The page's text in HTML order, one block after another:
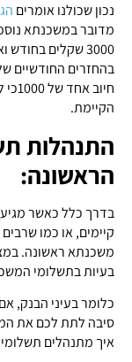
נכון שכולנו אומרים
מדובר במשכנתא
הקיימת.
התנהלות
הראשונה:
בדרך כלל כאשר
קיימים, או כמו
משכנתא ראשונה.
בעיות בתשלומי
כלומר בעיני הבנק,
סיבה לתת לכם את
איך מתנהלים